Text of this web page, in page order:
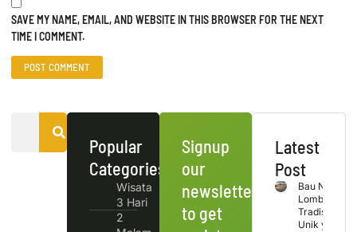
SAVE MY NAME, EMAIL, AND WEBSITE IN THIS BROWSER FOR THE NEXT
TIME I COMMENT.
Popular
Categories
Wisata
3 Hari
2
Signup
our
newsletter
to get
Latest
Post
Bau Nyale
Lombok
Tradisi
Unik yang